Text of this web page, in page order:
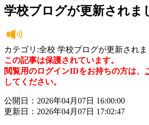
学校ブログが更新されま
カテゴリ:全校 学校ブログが更新されま
この記事は保護されています。
閲覧用のログインIDをお持ちの方は、
してください。
公開日：2026年04月07日 16:00:00
更新日：2026年04月07日 17:02:47